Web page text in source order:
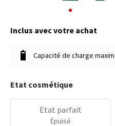
Inclus avec votre achat
Capacité de charge
Etat cosmétique
Etat parfait
Épuisé